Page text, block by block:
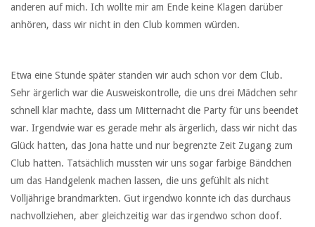
anderen auf mich. Ich wollte mir am Ende keine Klagen darüber
anhören, dass wir nicht in den Club kommen würden.
Etwa eine Stunde später standen wir auch schon vor dem Club.
Sehr ärgerlich war die Ausweiskontrolle, die uns drei Mädchen sehr
schnell klar machte, dass um Mitternacht die Party für uns beendet
war. Irgendwie war es gerade mehr als ärgerlich, dass wir nicht das
Glück hatten, das Jona hatte und nur begrenzte Zeit Zugang zum
Club hatten. Tatsächlich mussten wir uns sogar farbige Bändchen
um das Handgelenk machen lassen, die uns gefühlt als nicht
Volljährige brandmarkten. Gut irgendwo konnte ich das durchaus
nachvollziehen, aber gleichzeitig war das irgendwo schon doof.